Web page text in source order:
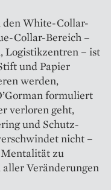
den White-Collar-
Collar-Bereich –
Logistikzentren – ist
und Papier
werden,
formuliert
verloren geht,
und Schutz­
nicht –
Mentalität zu
Veränderungen